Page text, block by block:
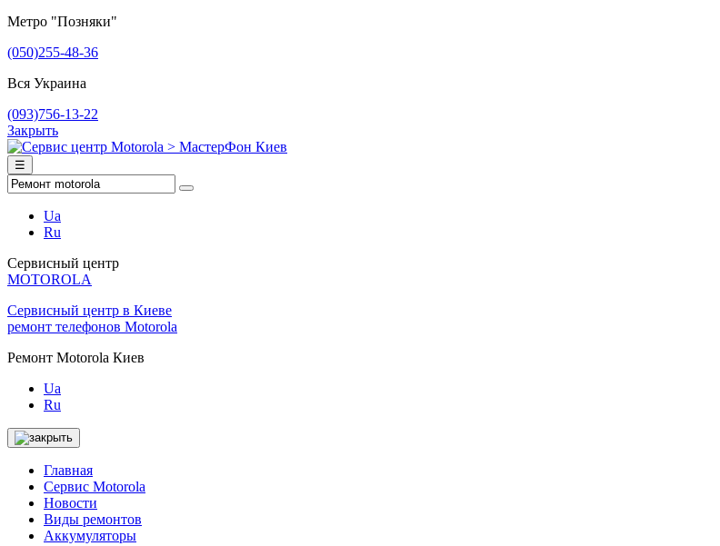
Метро "Позняки"
(050)255-48-36
Вся Украина
(093)756-13-22
Закрыть
☰
Ua
Ru
Сервисный центр
MOTOROLA
Сервисный центр в Киеве
ремонт телефонов Motorola
Ремонт Motorola Киев
Ua
Ru
Главная
Сервис Motorola
Новости
Виды ремонтов
Аккумуляторы